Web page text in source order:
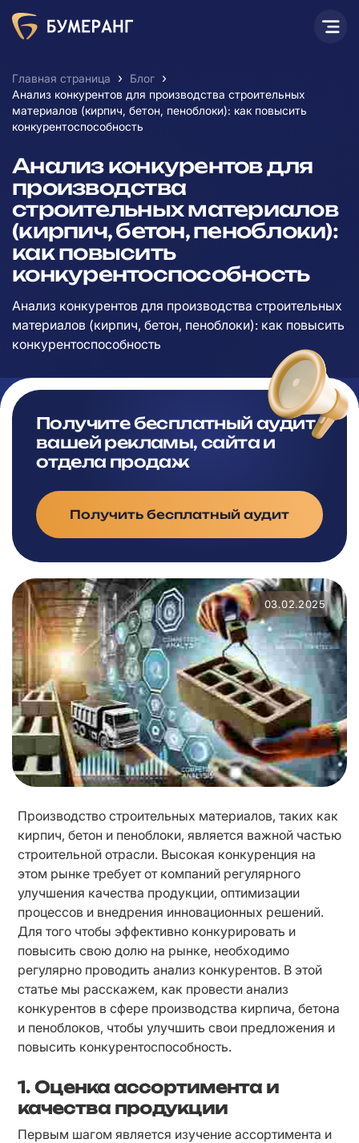
Главная страница › Блог ›
Анализ конкурентов для производства строительных
материалов (кирпич, бетон, пеноблоки): как повысить
конкурентоспособность
Анализ конкурентов для
производства
строительных материалов
(кирпич, бетон, пеноблоки):
как повысить
конкурентоспособность
Анализ конкурентов для производства строительных
материалов (кирпич, бетон, пеноблоки): как повысить
конкурентоспособность
Получите бесплатный аудит
вашей рекламы, сайта и
отдела продаж
Получить бесплатный аудит
03.02.2025
Производство строительных материалов, таких как
кирпич, бетон и пеноблоки, является важной частью
строительной отрасли. Высокая конкуренция на
этом рынке требует от компаний регулярного
улучшения качества продукции, оптимизации
процессов и внедрения инновационных решений.
Для того чтобы эффективно конкурировать и
повысить свою долю на рынке, необходимо
регулярно проводить анализ конкурентов. В этой
статье мы расскажем, как провести анализ
конкурентов в сфере производства кирпича, бетона
и пеноблоков, чтобы улучшить свои предложения и
повысить конкурентоспособность.
1. Оценка ассортимента и
качества продукции
Первым шагом является изучение ассортимента и